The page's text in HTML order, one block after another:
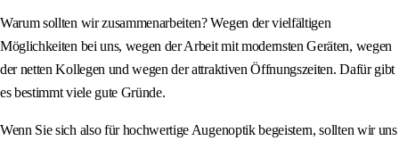
Warum sollten wir zusammenarbeiten? Wegen der vielfältigen
Möglichkeiten bei uns, wegen der Arbeit mit modernsten Geräten, wegen
der netten Kollegen und wegen der attraktiven Öffnungszeiten. Dafür gibt
es bestimmt viele gute Gründe.
Wenn Sie sich also für hochwertige Augenoptik begeistern, sollten wir uns